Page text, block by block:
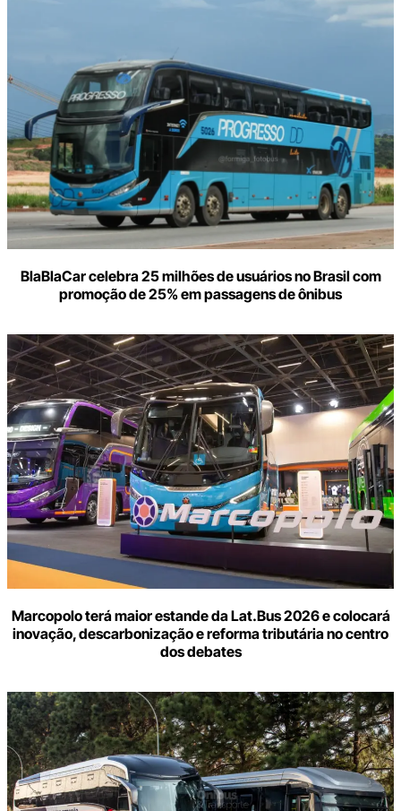
BlaBlaCar celebra 25 milhões de usuários no Brasil com
promoção de 25% em passagens de ônibus
Marcopolo terá maior estande da Lat.Bus 2026 e colocará
inovação, descarbonização e reforma tributária no centro
dos debates